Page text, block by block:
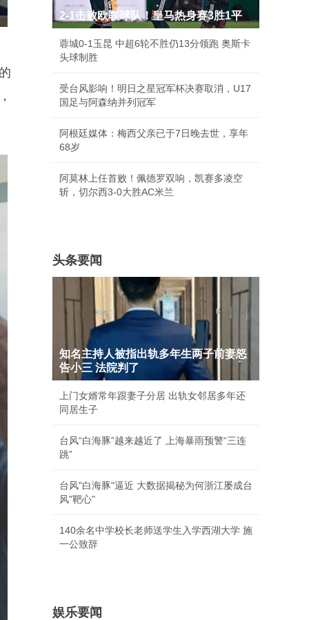
2-1击败欧联球队！皇马热身赛3胜1平
蓉城0-1玉昆 中超6轮不胜仍13分领跑 奥斯卡
头球制胜
受台风影响！明日之星冠军杯决赛取消，U17
国足与阿森纳并列冠军
阿根廷媒体：梅西父亲已于7日晚去世，享年
68岁
阿莫林上任首败！佩德罗双响，凯赛多凌空
斩，切尔西3-0大胜AC米兰
头条要闻
知名主持人被指出轨多年生两子前妻怒
告小三 法院判了
上门女婿常年跟妻子分居 出轨女邻居多年还
同居生子
台风“白海豚”越来越近了 上海暴雨预警“三连
跳”
台风"白海豚"逼近 大数据揭秘为何浙江屡成台
风"靶心"
140余名中学校长老师送学生入学西湖大学 施
一公致辞
娱乐要闻